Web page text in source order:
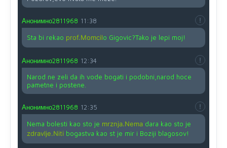
Анонимно2811968 11:38
Sta bi rekao prof.Momcilo Gigovic?Tako je lepi moj!
Анонимно2811968 12:34
Narod ne zeli da ih vode bogati i podobni,narod hoce
pametne i postene.
Анонимно2811968 12:35
Nema bolesti kao sto je mrznja.Nemadara kao sto je
zdravlje.Niti bogastva kao st je mir i Boziji blagosov!